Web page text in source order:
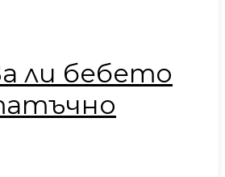
ли бебето